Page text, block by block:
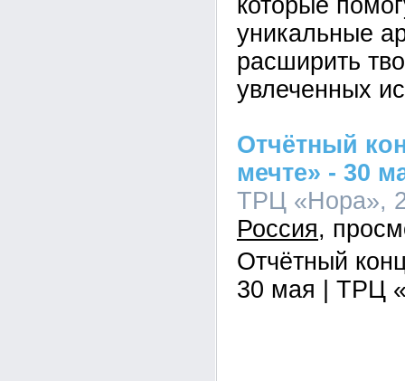
которые
уникальные
расширить
увлеченных
Отчётный
мечте» - 30
ТРЦ «Нора»,
Россия
Отчётный
30 мая | ТРЦ